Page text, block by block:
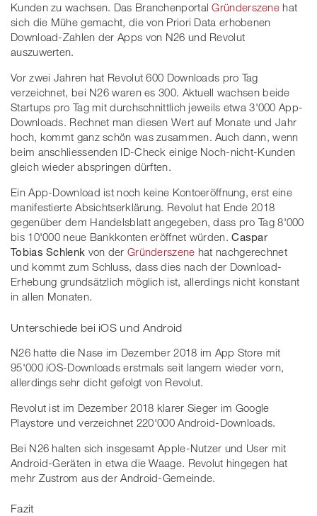
Kunden zu wachsen. Das BranchenportalGründerszene hat
sich die Mühe gemacht, die von Priori Data erhobenen
Download-Zahlen der Apps von N26 und Revolut
auszuwerten.
Vor zwei Jahren hat Revolut 600 Downloads pro Tag
verzeichnet, bei N26 waren es 300. Aktuell wachsen beide
Startups pro Tag mit durchschnittlich jeweils etwa 3'000 App-
Downloads. Rechnet man diesen Wert auf Monate und Jahr
hoch, kommt ganz schön was zusammen. Auch dann, wenn
beim anschliessenden ID-Check einige Noch-nicht-Kunden
gleich wieder abspringen dürften.
Ein App-Download ist noch keine Kontoeröffnung, erst eine
manifestierte Absichtserklärung. Revolut hat Ende 2018
gegenüber dem Handelsblatt angegeben, dass pro Tag 8'000
bis 10'000 neue Bankkonten eröffnet würden.Caspar
Tobias Schlenk von der Gründerszene hat nachgerechnet
und kommt zum Schluss, dass dies nach der Download-
Erhebung grundsätzlich möglich ist, allerdings nicht konstant
in allen Monaten.
Unterschiede bei iOS und Android
N26 hatte die Nase im Dezember 2018 im App Store mit
95'000 iOS-Downloads erstmals seit langem wieder vorn,
allerdings sehr dicht gefolgt von Revolut.
Revolut ist im Dezember 2018 klarer Sieger im Google
Playstore und verzeichnet 220'000 Android-Downloads.
Bei N26 halten sich insgesamt Apple-Nutzer und User mit
Android-Geräten in etwa die Waage. Revolut hingegen hat
mehr Zustrom aus der Android-Gemeinde.
Fazit